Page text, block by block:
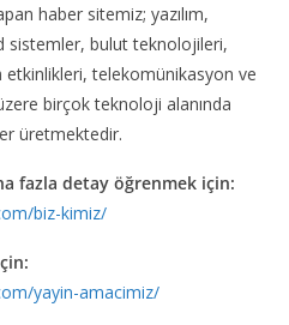
haber sitemiz; yazılım,
sistemler, bulut teknolojileri,
telekomünikasyon ve
birçok teknoloji alanında
üretmektedir.
fazla detay öğrenmek için:
biz-kimiz/
yayin-amacimiz/